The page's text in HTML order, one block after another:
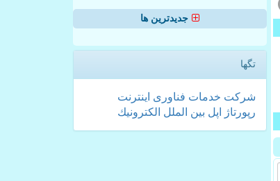
جدیدترین ها
تگها
شركت خدمات فناوری اینترنت
رپورتاژ
اپل بین الملل الكترونیك